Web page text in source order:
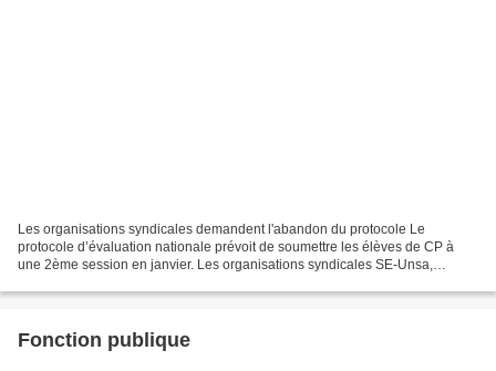
Les organisations syndicales demandent l'abandon du protocole Le
protocole d’évaluation nationale prévoit de soumettre les élèves de CP à
une 2ème session en janvier. Les organisations syndicales SE-Unsa,
Fonction publique